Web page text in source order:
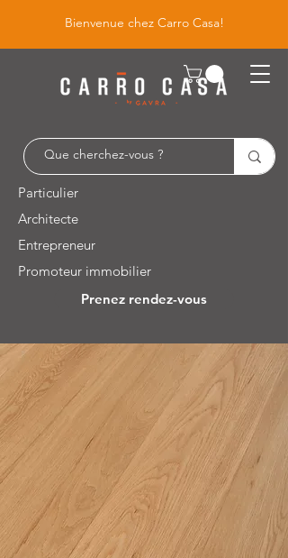
Bienvenue chez Carro Casa!
Particulier
Architecte
Entrepreneur
Promoteur immobilier
Prenez rendez-vous
Leuvensesteenweg 526 / 1930 Zaventem